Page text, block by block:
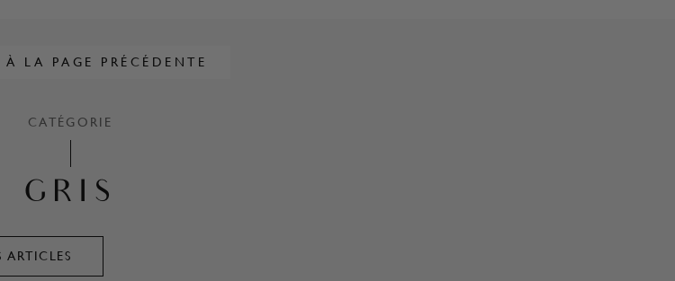
À LA PAGE PRÉCÉDENTE
CATÉGORIE
GRIS
ARTICLES